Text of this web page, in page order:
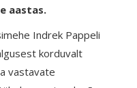
aastas.
Indrek Pappeli
korduvalt
vastavate